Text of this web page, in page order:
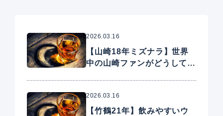
2026.03.16
【山崎18年ミズナラ】世界
中の山崎ファンがどうしても
2026.03.16
【竹鶴21年】飲みやすいウ